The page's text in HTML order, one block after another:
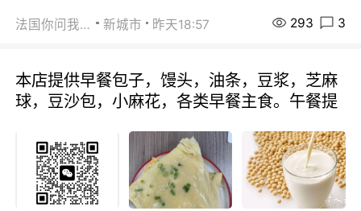
法国你问我答 新城市 昨天18:57 293 3
本店提供早餐包子，馒头，油条，豆浆，芝麻
球，豆沙包，小麻花，各类早餐主食。午餐提